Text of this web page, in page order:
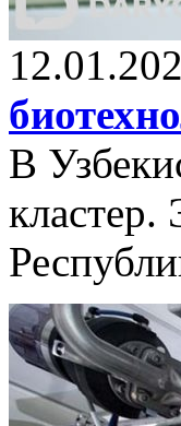
В
кластер.